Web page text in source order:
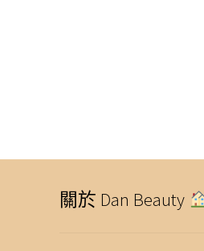
關於 Dan Beauty